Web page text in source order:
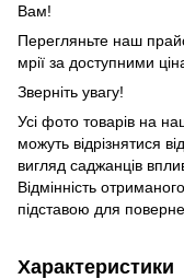
Вам!
Перегляньте наш
мрії за доступними
Зверніть увагу!
Усі фото товарів на
можуть відрізнятися
вигляд саджанців
Відмінність
підставою для
Характеристики